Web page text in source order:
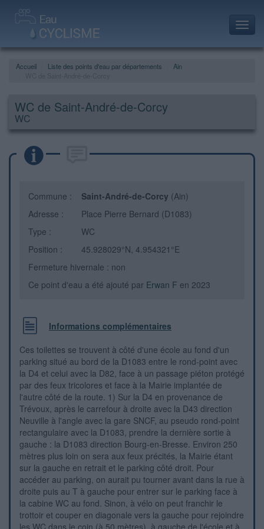
Accueil Liste des points d'eau par départements
Ain
WC de Saint-André-de-Corcy
WC
Commune : Saint-André-de-Corcy (Ain)
Adresse :
Place Pierre Bernard (D1083)
Type :
WC
Position :
45.928029°N, 4.954321°E
Fermeture hivernale : non
Ce point d'eau a été ajouté par Erwan F en 2023
Informations complémentaires
Ces toilettes se trouvent à côté d'une école au fond d'un
parking situé au bord de la D1083 entre le rond-point avec
la D4 et celui avec la D82, face à un passage piéton protégé
par des feux tricolores et face à la Mairie implantée de
l'autre côté de la route. 1) Sur la D4 en provenance de
Trévoux, après le carrefour à droite avec la D43 direction
Neuville à l'angle avec la gare SNCF, au pseudo rond-point
rectangulaire avec la D1083, prendre la dernière sortie à
gauche : la D1083 direction Bourg-en-Bresse. Environ 250
mètres plus loin on sera aux feux précités, la Mairie étant
sur la gauche en retrait et le parking côté droit. Pour
accéder au parking, on aurait pu tourner avant dans la rue à
droite puis au T à gauche pour entrer sur le parking face à
la cabine WC au fond. Sinon, à vélo on peut franchir le
trottoir et couper en diagonale vers la gauche pour rejoindre
les WC dans le coin (à 50 mètres), à gauche de l'école et à